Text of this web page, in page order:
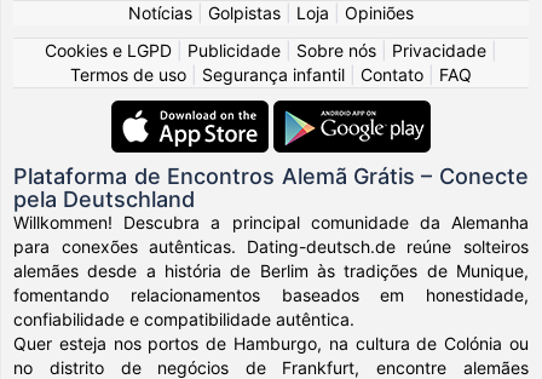
Notícias Golpistas Loja
Opiniões
Cookies e LGPD
Publicidade Sobre nós Privacidade
Termos de uso
Segurança infantil Contato FAQ
Plataforma de Encontros Alemã Grátis – Conecte
pela Deutschland
Willkommen! Descubra a principal comunidade da Alemanha
para conexões autênticas. Dating-deutsch.de reúne solteiros
alemães desde a história de Berlim às tradições de Munique,
fomentando relacionamentos baseados em honestidade,
confiabilidade e compatibilidade autêntica.
Quer esteja nos portos de Hamburgo, na cultura de Colónia ou
no distrito de negócios de Frankfurt, encontre alemães